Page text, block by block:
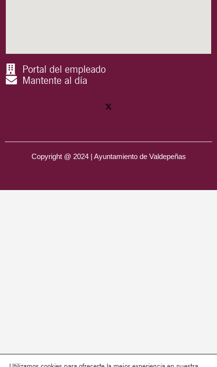
Portal del empleado
Mantente al día
Copyright @ 2024 | Ayuntamiento de Valdepeñas